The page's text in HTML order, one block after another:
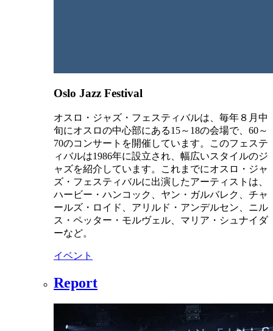
Oslo Jazz Festival
オスロ・ジャズ・フェスティバルは、毎年８月中
旬にオスロの中心部にある15～18の会場で、60～
70のコンサートを開催しています。このフェステ
ィバルは1986年に設立され、幅広いスタイルのジ
ャズを紹介しています。これまでにオスロ・ジャ
ズ・フェスティバルに出演したアーティストは、
ハービー・ハンコック、ヤン・ガルバレク、チャ
ールズ・ロイド、アリルド・アンデルセン、ニル
ス・ペッター・モルヴェル、マリア・シュナイダ
ーなど。
イベント
Report